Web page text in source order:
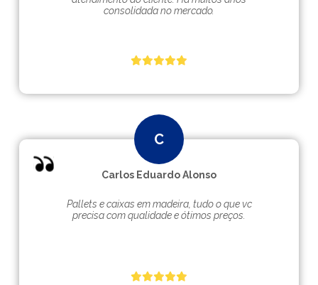
consolidada no mercado.
Carlos Eduardo Alonso
Pallets e caixas em madeira, tudo o que vc
precisa com qualidade e ótimos preços.